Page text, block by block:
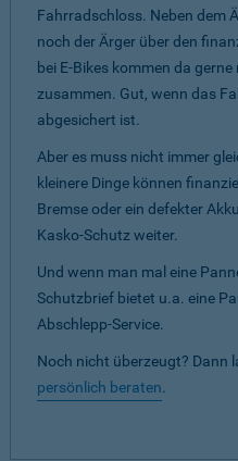
Fahrradschloss. Neben dem
noch der Ärger über den
bei E-Bikes kommen da
zusammen. Gut, wenn das
abgesichert ist.
Aber es muss nicht immer
kleinere Dinge können
Bremse oder ein defekter
Kasko-Schutz weiter.
Und wenn man mal eine
Schutzbrief bietet u.a. eine
Abschlepp-Service.
Noch nicht überzeugt? Dann
persönlich beraten.